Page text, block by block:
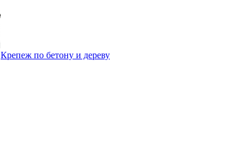
Крепеж по бетону и дереву